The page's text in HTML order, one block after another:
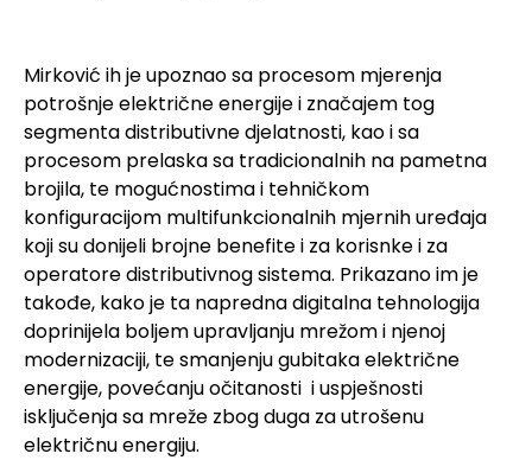
Mirković ih je upoznao sa procesom mjerenja
potrošnje električne energije i značajem tog
segmenta distributivne djelatnosti, kao i sa
procesom prelaska sa tradicionalnih na pametna
brojila, te mogućnostima i tehničkom
konfiguracijom multifunkcionalnih mjernih uređaja
koji su donijeli brojne benefite i za korisnke i za
operatore distributivnog sistema. Prikazano im je
takođe, kako je ta napredna digitalna tehnologija
doprinijela boljem upravljanju mrežom i njenoj
modernizaciji, te smanjenju gubitaka električne
energije, povećanju očitanosti i uspješnosti
isključenja sa mreže zbog duga za utrošenu
električnu energiju.